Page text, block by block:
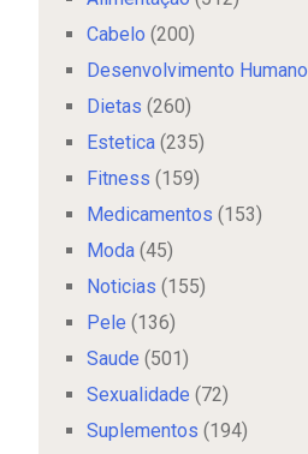
Cabelo (200)
Desenvolvimento Humano
Dietas (260)
Estetica (235)
Fitness (159)
Medicamentos (153)
Moda (45)
Noticias (155)
Pele (136)
Saude (501)
Sexualidade (72)
Suplementos (194)